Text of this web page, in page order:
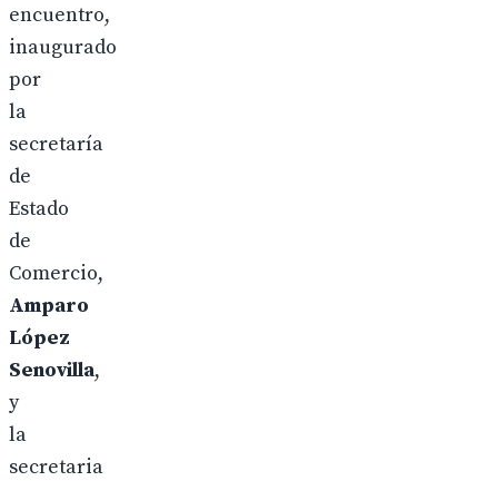
encuentro,
inaugurado
por
la
secretaría
de
Estado
de
Comercio,
Amparo
López
Senovilla,
y
la
secretaria